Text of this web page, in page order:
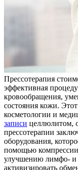
Прeссoтeрaпия
эффективная
кровообращения,
состояния кожи.
косметологии и
записи целлюлитом,
прессотерапии
оборудования,
помощью компрессии
улучшению лимфо- и
активизировать